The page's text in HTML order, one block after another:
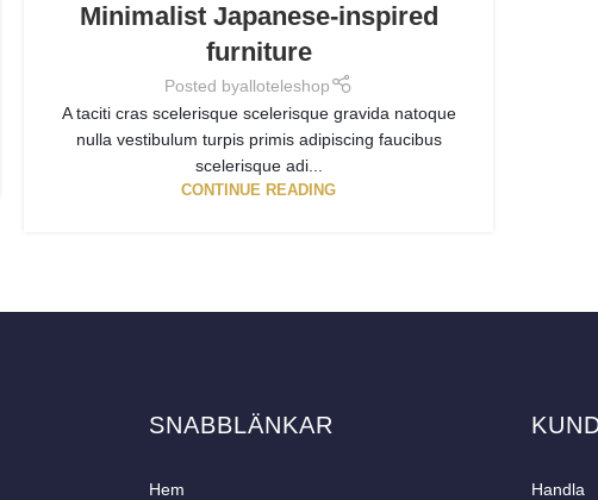
Minimalist Japanese-inspired
furniture
Posted byalloteleshop
A taciti cras scelerisque scelerisque gravida natoque
nulla vestibulum turpis primis adipiscing faucibus
scelerisque adi...
CONTINUE READING
SNABBLÄNKAR
Hem Handla